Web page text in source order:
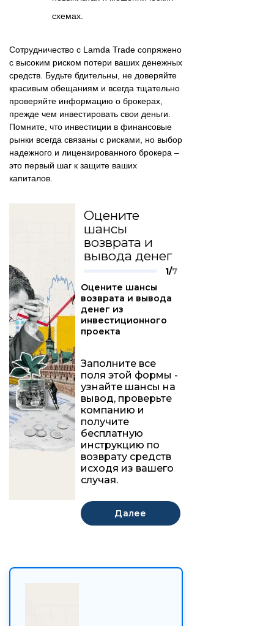
схемах.
Сотрудничество с Lamda Trade сопряжено
с высоким риском потери ваших денежных
средств. Будьте бдительны, не доверяйте
красивым обещаниям и всегда тщательно
проверяйте информацию о брокерах,
прежде чем инвестировать свои деньги.
Помните, что инвестиции в финансовые
рынки всегда связаны с рисками, но выбор
надежного и лицензированного брокера –
это первый шаг к защите ваших
капиталов.
Оцените
шансы
возврата и
вывода денег
1/7
Оцените шансы
возврата и вывода
денег из
инвестиционного
проекта
Заполните все
поля этой формы -
узнайте шансы на
вывод, проверьте
компанию и
получите
бесплатную
инструкцию по
возврату средств
исходя из вашего
случая.